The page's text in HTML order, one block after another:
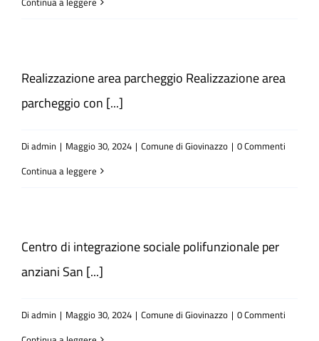
Realizzazione area parcheggio Realizzazione area
parcheggio con [...]
Di admin | Maggio 30, 2024 | Comune di Giovinazzo | 0 Commenti
Continua a leggere
Centro di integrazione sociale polifunzionale per
anziani San [...]
Di admin | Maggio 30, 2024 | Comune di Giovinazzo | 0 Commenti